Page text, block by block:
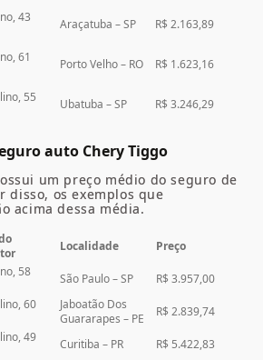
43
Araçatuba – SP R$ 2.163,89
61
Porto Velho – RO
R$ 1.623,16
55
Ubatuba – SP R$ 3.246,29
auto Chery Tiggo
um preço médio do seguro de
disso, os exemplos que
acima dessa média.
Localidade
Preço
58
São Paulo – SP R$ 3.957,00
60
Jaboatão Dos
Guararapes – PE
R$ 2.839,74
49
Curitiba – PR
R$ 5.422,83